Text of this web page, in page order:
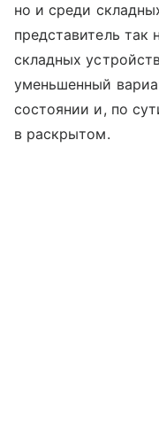
но и среди
представитель
складных
уменьшенный
состоянии и, по
в раскрытом.